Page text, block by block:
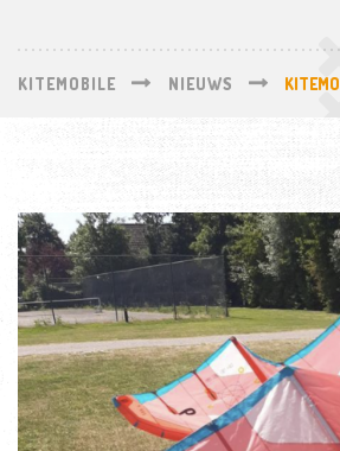
KITEMOBILE NIEUWS